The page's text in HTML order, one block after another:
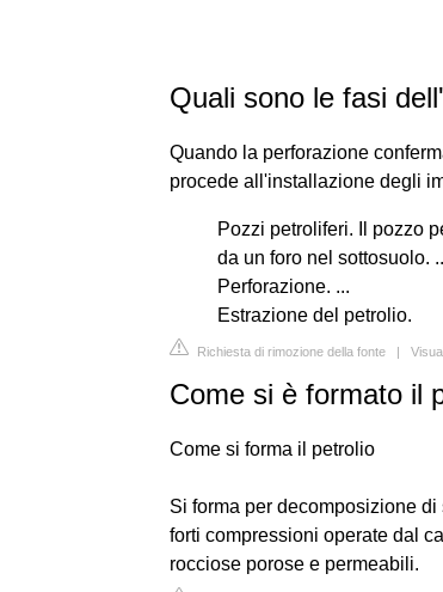
Quali sono le fasi
Quando la perforazione
procede all'installazione degli
Pozzi petroliferi. Il pozzo
da un foro nel sottosuolo.
Perforazione. ...
Estrazione del petrolio.
Richiesta di rimozione della fonte |
Come si è formato il
Come si forma il petrolio
Si forma per decomposizione
forti compressioni operate dal
rocciose porose e permeabili.